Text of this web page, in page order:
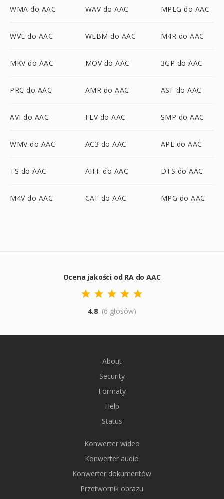
WMA do AAC WAV do AAC MPEG do AAC
WVE do AAC WEBM do AAC M4R do AAC
MKV do AAC MOV do AAC 3GP do AAC
PRC do AAC AMR do AAC ASF do AAC
AVI do AAC FLV do AAC SMP do AAC
WMV do AAC AC3 do AAC APE do AAC
TS do AAC AIFF do AAC DTS do AAC
M4V do AAC CAF do AAC MPG do AAC
Ocena jakości od RA do AAC
4.8 (6 głosów)
About
Security
Formaty
Help
Status
Konwerter wideo
Konwerter audio
Konwerter dokumentów
Przetwornik obrazu